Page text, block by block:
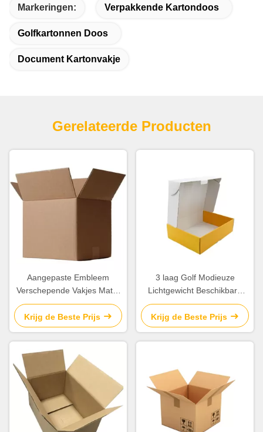
Markeringen: Verpakkende Kartondoos
Golfkartonnen Doos
Document Kartonvakje
Gerelateerde Producten
Aangepaste Embleem
Verschepende Vakjes Matte
Laminatoin die
Golfdocument Materiaal
beëindigen
Krijg de Beste Prijs
3 laag Golf Modieuze
Lichtgewicht Beschikbare
OEM/ODM van de
Kartondoos
Krijg de Beste Prijs